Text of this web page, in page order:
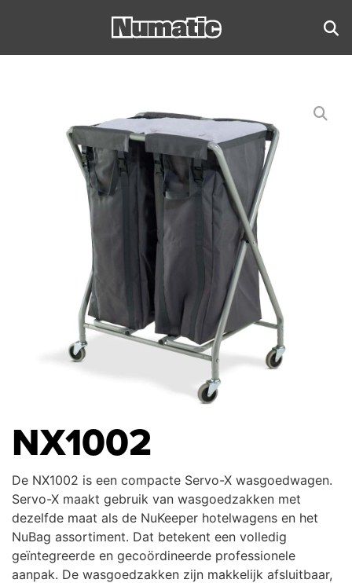
NX1002
De NX1002 is een compacte Servo-X wasgoedwagen.
Servo-X maakt gebruik van wasgoedzakken met
dezelfde maat als de NuKeeper hotelwagens en het
NuBag assortiment. Dat betekent een volledig
geïntegreerde en gecoördineerde professionele
aanpak. De wasgoedzakken zijn makkelijk afsluitbaar,